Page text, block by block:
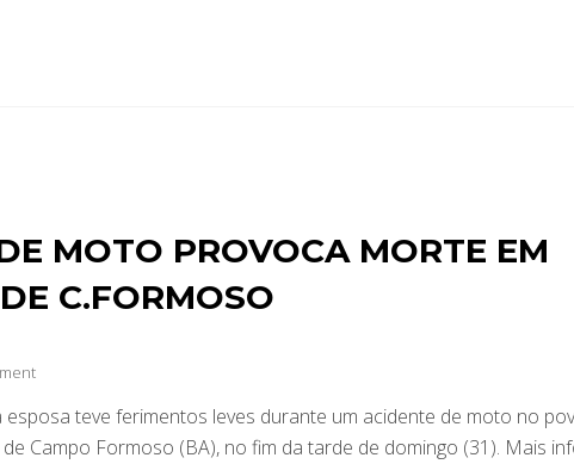
MOTO PROVOCA MORTE EM
C.FORMOSO
esposa teve ferimentos leves durante um acidente de moto no
Campo Formoso (BA), no fim da tarde de domingo (31). Mais